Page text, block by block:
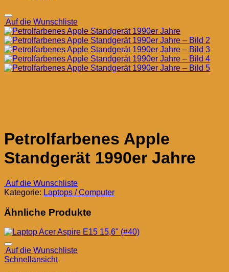
Auf die Wunschliste
Petrolfarbenes Apple
Standgerät 1990er Jahre
Auf die Wunschliste
Kategorie: Laptops / Computer
Ähnliche Produkte
Auf die Wunschliste
Schnellansicht